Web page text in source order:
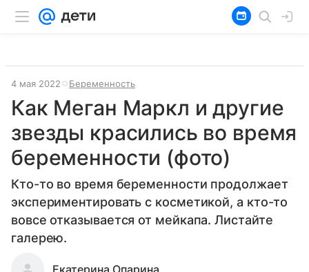
4 мая 2022 Беременность
Как Меган Маркл и другие
звезды красились во время
беременности (фото)
Кто-то во время беременности продолжает
экспериментировать с косметикой, а кто-то
вовсе отказывается от мейкапа. Листайте
галерею.
Екатерина Опарина